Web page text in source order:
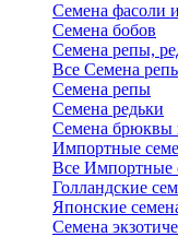
Семена фасоли
Семена бобов
Семена репы,
Все Семена
Семена репы
Семена редьки
Семена брюквы
Импортные
Все Импортные
Голландские
Японские
Семена